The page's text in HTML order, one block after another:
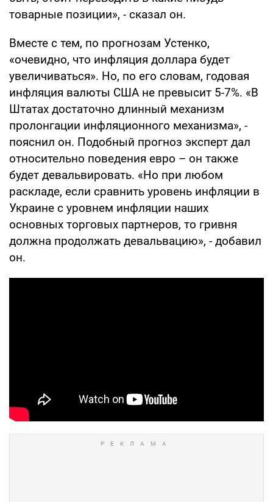
товарные позиции», - сказал он.
Вместе с тем, по прогнозам Устенко,
«очевидно, что инфляция доллара будет
увеличиваться». Но, по его словам, годовая
инфляция валюты США не превысит 5-7%. «В
Штатах достаточно длинный механизм
пролонгации инфляционного механизма», -
пояснил он. Подобный прогноз эксперт дал
относительно поведения евро – он также
будет девальвировать. «Но при любом
раскладе, если сравнить уровень инфляции в
Украине с уровнем инфляции наших
основных торговых партнеров, то гривня
должна продолжать девальвацию», - добавил
он.